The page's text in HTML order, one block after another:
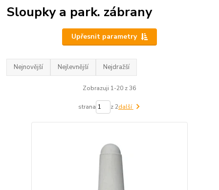
Sloupky a park. zábrany
Upřesnit parametry
Nejnovější Nejlevnější Nejdražší
Zobrazuji 1-20 z 36
strana z 2další